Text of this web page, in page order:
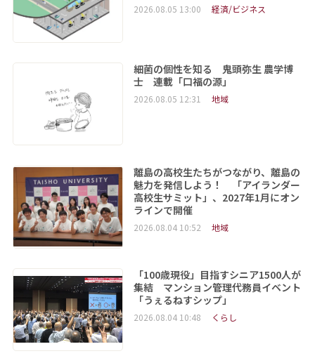
2026.08.05 13:00 経済/ビジネス
細菌の個性を知る 鬼頭弥生 農学博
士 連載「口福の源」
2026.08.05 12:31 地域
離島の高校生たちがつながり、離島の
魅力を発信しよう！ 「アイランダー
高校生サミット」、2027年1月にオン
ラインで開催
2026.08.04 10:52 地域
「100歳現役」目指すシニア1500人が
集結 マンション管理代務員イベント
「うぇるねすシップ」
2026.08.04 10:48 くらし